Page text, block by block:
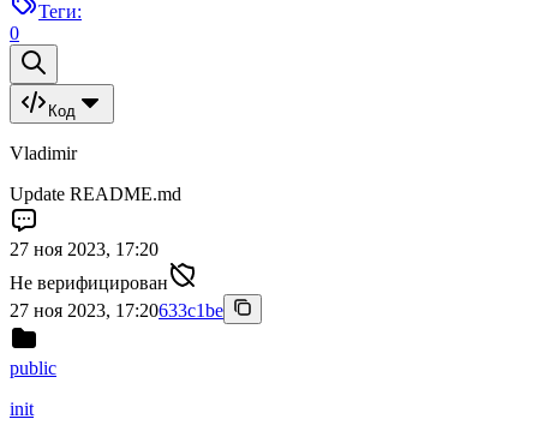
Теги:
0
Код
Vladimir
Update README.md
27 ноя 2023, 17:20
Не верифицирован
27 ноя 2023, 17:20633c1be
public
init